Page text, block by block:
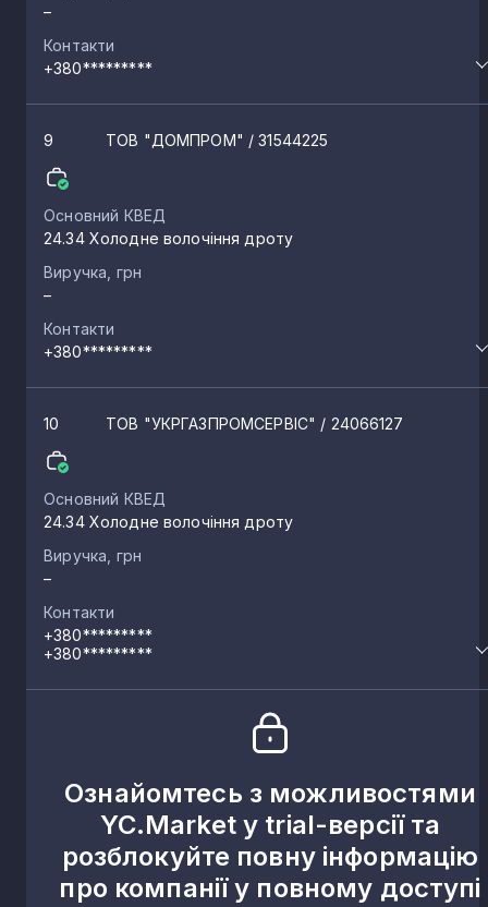
–
Контакти
+380*********
9 ТОВ "ДОМПРОМ" / 31544225
Основний КВЕД
24.34 Холодне волочіння дроту
Виручка, грн
–
Контакти
+380*********
10 ТОВ "УКРГАЗПРОМСЕРВІС" / 24066127
Основний КВЕД
24.34 Холодне волочіння дроту
Виручка, грн
–
Контакти
+380*********
+380*********
Ознайомтесь з можливостями
YC.Market у trial-версії та
розблокуйте повну інформацію
про компанії у повному доступі